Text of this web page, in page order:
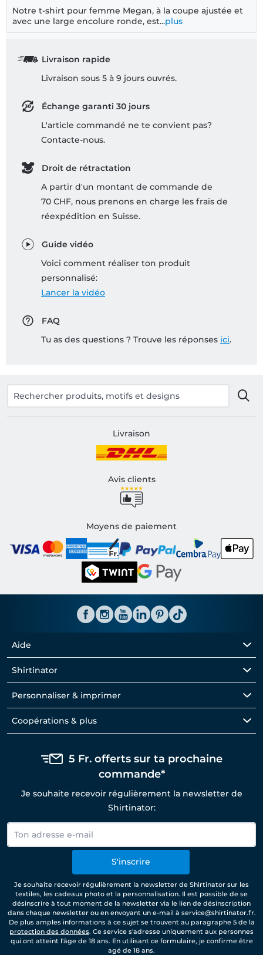
Notre t-shirt pour femme Megan, à la coupe ajustée et
avec une large encolure ronde, est...plus
Livraison rapide
Livraison sous 5 à 9 jours ouvrés.
Échange garanti 30 jours
L'article commandé ne te convient pas?
Contacte-nous.
Droit de rétractation
A partir d'un montant de commande de
70 CHF, nous prenons en charge les frais de
réexpédition en Suisse.
Guide vidéo
Voici comment réaliser ton produit
personnalisé:
Lancer la vidéo
FAQ
Tu as des questions ? Trouve les réponses ici.
Livraison
Avis clients
Moyens de paiement
Aide
Shirtinator
Personnaliser & imprimer
Coopérations & plus
5 Fr. offerts sur ta prochaine
commande*
Je souhaite recevoir régulièrement la newsletter de
Shirtinator:
S'inscrire
Je souhaite recevoir régulièrement la newsletter de Shirtinator sur les
textiles, les cadeaux photo et la personnalisation. Il est possible de se
désinscrire à tout moment de la newsletter via le lien de désinscription
dans chaque newsletter ou en envoyant un e-mail à service@shirtinator.fr.
De plus amples informations à ce sujet se trouvent au paragraphe 5 de la
protection des données. Ce service s'adresse uniquement aux personnes
qui ont atteint l'âge de 18 ans. En utilisant ce formulaire, je confirme être
agé de 18 ans.